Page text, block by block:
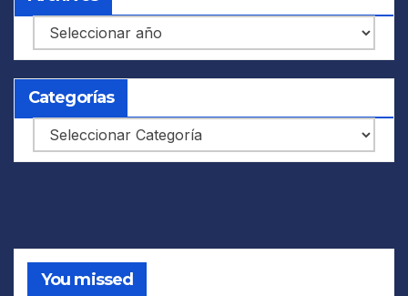
Archivos
Categorías
Categorías
You missed